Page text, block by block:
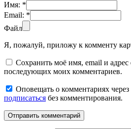
Имя: *
Email: *
Файл
Я, пожалуй, приложу к комменту
Сохранить моё имя, email и адрес
последующих моих комментариев.
Оповещать о комментариях
подписаться без комментирования.